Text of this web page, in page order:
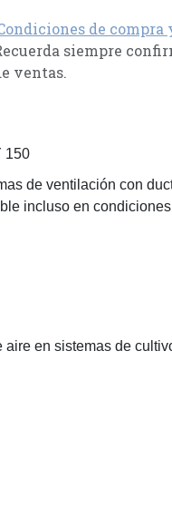
de compra
siempre
ventas.
150
de ventilación con
incluso en
en sistemas de